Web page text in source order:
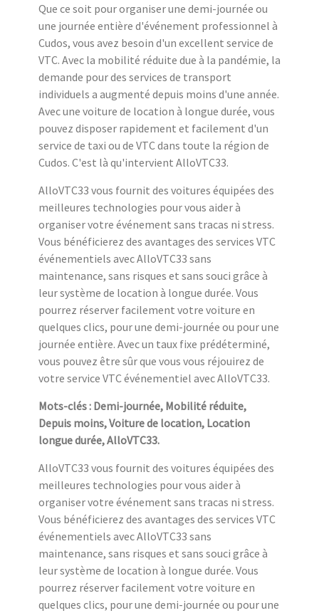
Que ce soit pour organiser une demi-journée ou
une journée entière d'événement professionnel à
Cudos, vous avez besoin d'un excellent service de
VTC. Avec la mobilité réduite due à la pandémie, la
demande pour des services de transport
individuels a augmenté depuis moins d'une année.
Avec une voiture de location à longue durée, vous
pouvez disposer rapidement et facilement d'un
service de taxi ou de VTC dans toute la région de
Cudos. C'est là qu'intervient AlloVTC33.
AlloVTC33 vous fournit des voitures équipées des
meilleures technologies pour vous aider à
organiser votre événement sans tracas ni stress.
Vous bénéficierez des avantages des services VTC
événementiels avec AlloVTC33 sans
maintenance, sans risques et sans souci grâce à
leur système de location à longue durée. Vous
pourrez réserver facilement votre voiture en
quelques clics, pour une demi-journée ou pour une
journée entière. Avec un taux fixe prédéterminé,
vous pouvez être sûr que vous vous réjouirez de
votre service VTC événementiel avec AlloVTC33.
Mots-clés : Demi-journée, Mobilité réduite,
Depuis moins, Voiture de location, Location
longue durée, AlloVTC33.
AlloVTC33 vous fournit des voitures équipées des
meilleures technologies pour vous aider à
organiser votre événement sans tracas ni stress.
Vous bénéficierez des avantages des services VTC
événementiels avec AlloVTC33 sans
maintenance, sans risques et sans souci grâce à
leur système de location à longue durée. Vous
pourrez réserver facilement votre voiture en
quelques clics, pour une demi-journée ou pour une